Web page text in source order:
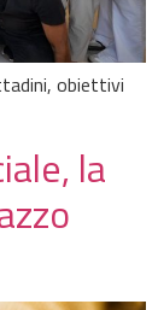
obiettivi
la